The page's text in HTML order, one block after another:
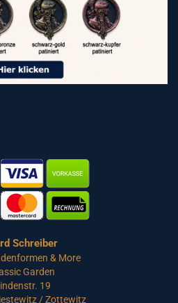
Schreiber
& More
Garden
19
/ Zottewitz